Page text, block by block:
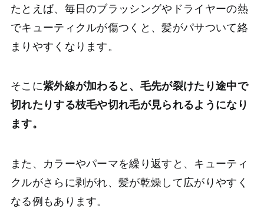
たとえば、毎日のブラッシングやドライヤーの熱
でキューティクルが傷つくと、髪がパサついて絡
まりやすくなります。
そこに紫外線が加わると、毛先が裂けたり途中で
切れたりする枝毛や切れ毛が見られるようになり
ます。
また、カラーやパーマを繰り返すと、キューティ
クルがさらに剥がれ、髪が乾燥して広がりやすく
なる例もあります。